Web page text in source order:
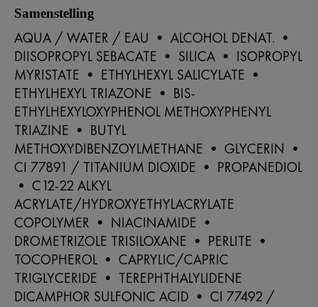
Samenstelling
AQUA / WATER / EAU • ALCOHOL DENAT. •
DIISOPROPYL SEBACATE • SILICA • ISOPROPYL
MYRISTATE • ETHYLHEXYL SALICYLATE •
ETHYLHEXYL TRIAZONE • BIS-
ETHYLHEXYLOXYPHENOL METHOXYPHENYL
TRIAZINE • BUTYL
METHOXYDIBENZOYLMETHANE • GLYCERIN •
CI 77891 / TITANIUM DIOXIDE • PROPANEDIOL
• C12-22 ALKYL
ACRYLATE/HYDROXYETHYLACRYLATE
COPOLYMER • NIACINAMIDE •
DROMETRIZOLE TRISILOXANE • PERLITE •
TOCOPHEROL • CAPRYLIC/CAPRIC
TRIGLYCERIDE • TEREPHTHALYLIDENE
DICAMPHOR SULFONIC ACID • CI 77492 /